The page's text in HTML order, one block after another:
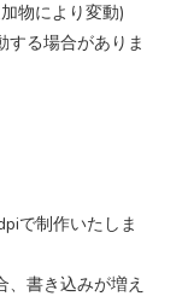
物により変動)
る場合がありま
で制作いたしま
書き込みが増え